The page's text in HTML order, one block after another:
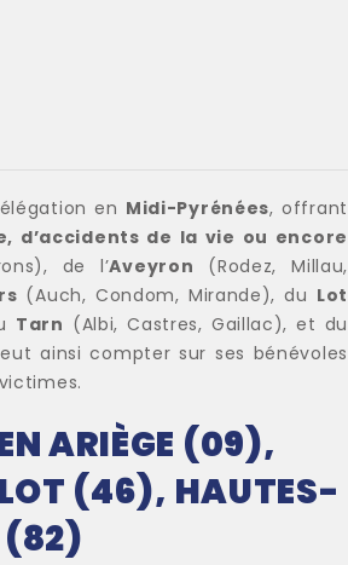
en Midi-Pyrénées, offrant
d’accidents de la vie ou encore
de l’Aveyron (Rodez, Millau,
(Auch, Condom, Mirande), du Lot
Tarn (Albi, Castres, Gaillac), et du
ainsi compter sur ses bénévoles
ARIÈGE (09),
(46), HAUTES-
(82)